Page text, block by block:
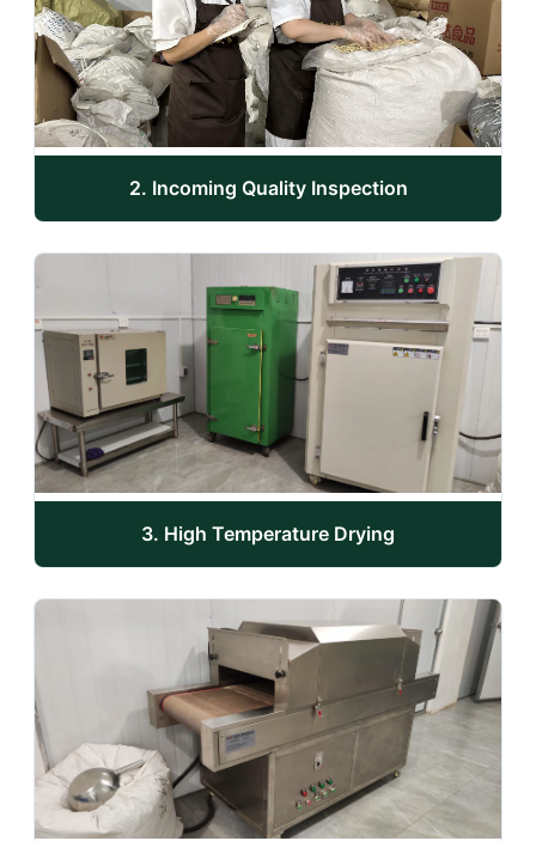
2. Incoming Quality Inspection
3. High Temperature Drying